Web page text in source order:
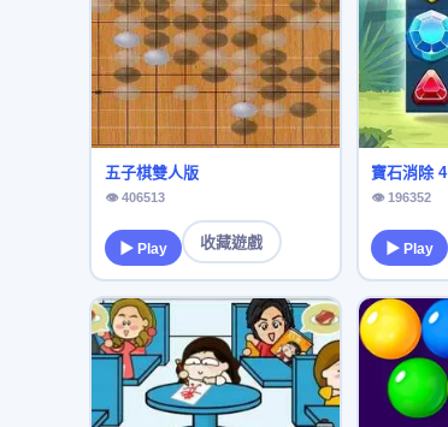
五子棋雙人版
👁 406513
▶ Play 收藏遊戲
寶石消除 4
👁 196352
▶ Play